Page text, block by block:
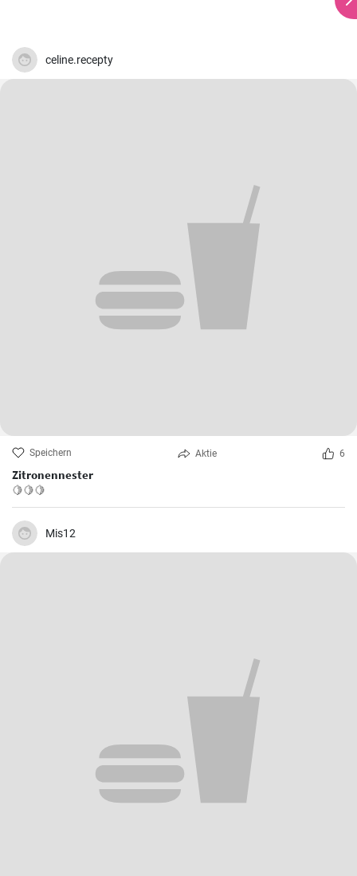
celine.recepty
Speichern Aktie 6
Zitronennester
🍋🍋🍋
Mis12